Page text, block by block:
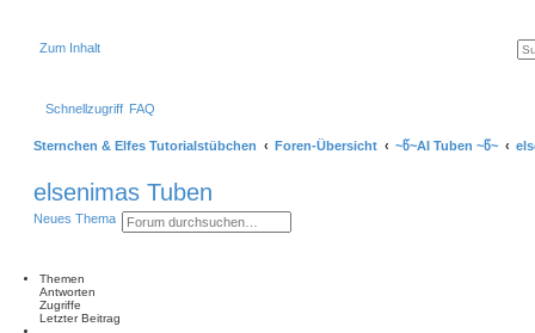
Zum Inhalt
Schnellzugriff FAQ
Sternchen & Elfes Tutorialstübchen Foren-Übersicht ~წ~AI Tuben ~წ~
elsenimas Tuben
Neues Thema S
u
E
r
Themen
Antworten
Zugriffe
Letzter Beitrag